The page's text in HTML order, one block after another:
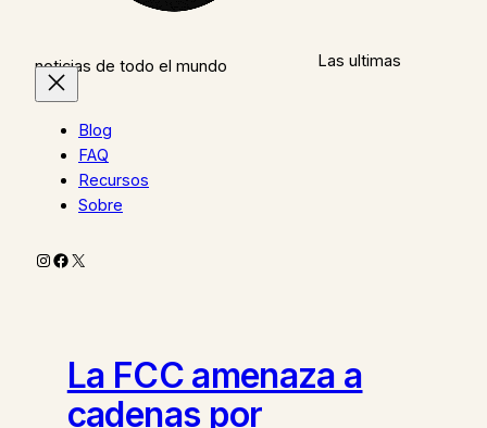
Las ultimas
noticias de todo el mundo
Blog
FAQ
Recursos
Sobre
Instagram
Facebook
X
La FCC amenaza a
cadenas por